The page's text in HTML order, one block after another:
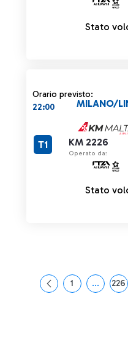
Stato
Orario previsto:
22:00
KM 2226
Operato da:
MILANO/
T1
Stato
Pagina
1 ...Pagine
226